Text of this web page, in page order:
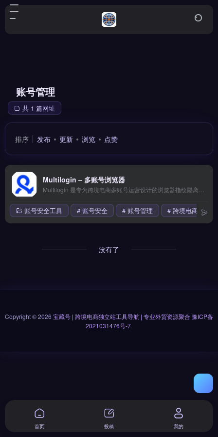
账号管理
共 1 篇网址
排序 发布 更新 浏览 点赞
Multilogin – 多账号浏览器
账号安全工具 # 账号安全 # 账号管理 # 跨境电商
没有了
Copyright © 2026 宝藏号 | 跨境电商独立站工具导航 | 专业外贸资源聚合豫ICP备
2021031476号-7
首页 投稿 我的